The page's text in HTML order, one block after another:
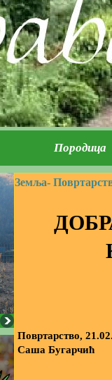
Земља-
Повртарство,
Саша Бугарчић
Породица